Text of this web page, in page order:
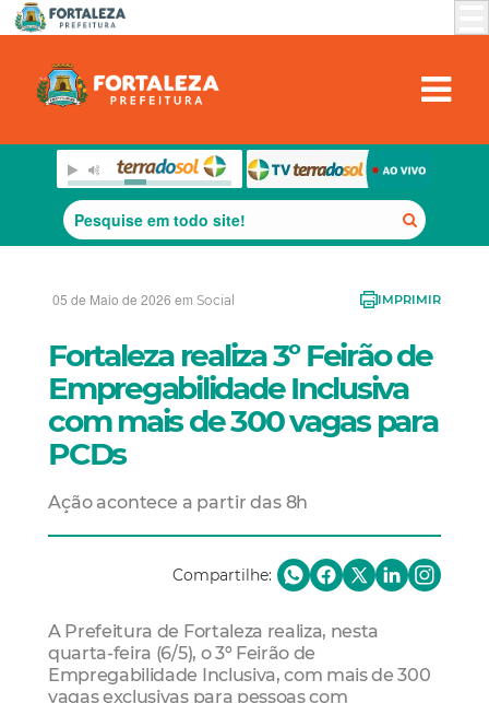
05 de Maio de 2026 em Social IMPRIMIR
Fortaleza realiza 3º Feirão de
Empregabilidade Inclusiva
com mais de 300 vagas para
PCDs
Ação acontece a partir das 8h
Compartilhe:
A Prefeitura de Fortaleza realiza, nesta
quarta-feira (6/5), o 3º Feirão de
Empregabilidade Inclusiva, com mais de 300
vagas exclusivas para pessoas com